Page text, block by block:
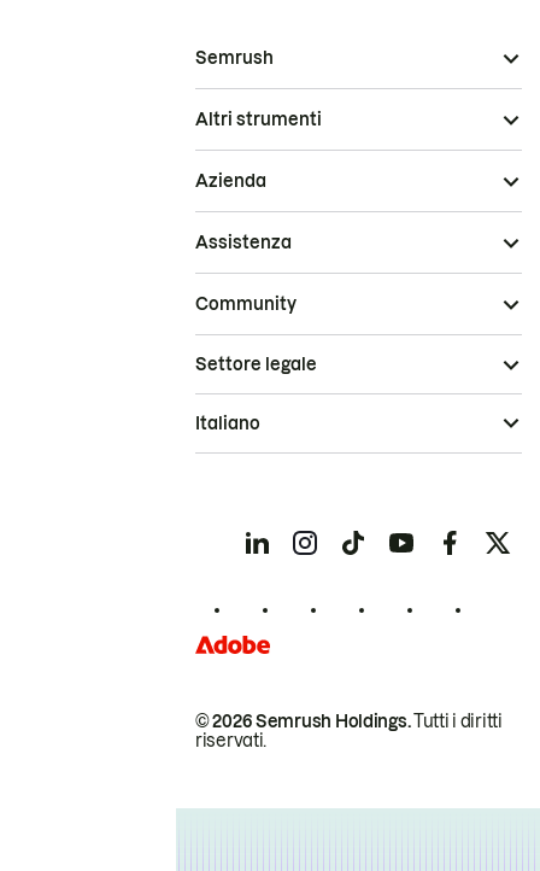
Semrush
Altri strumenti
Azienda
Assistenza
Community
© 2026 Semrush Holdings.Tutti i diritti
riservati.
Settore legale
Italiano